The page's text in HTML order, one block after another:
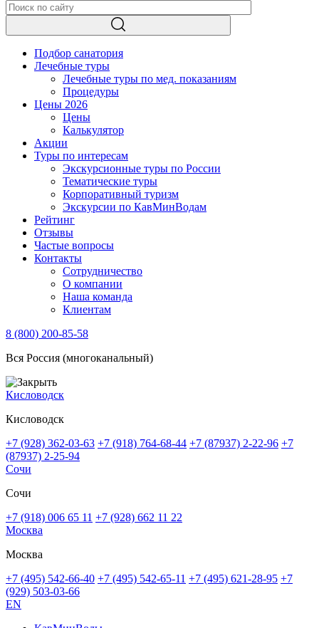
Подбор санатория
Лечебные туры
Лечебные туры по мед. показаниям
Процедуры
Цены 2026
Цены
Калькулятор
Акции
Туры по интересам
Экскурсионные туры по России
Тематические туры
Корпоративный туризм
Экскурсии по КавМинВодам
Рейтинг
Отзывы
Частые вопросы
Контакты
Сотрудничество
О компании
Наша команда
Клиентам
8 (800) 200-85-58
Вся Россия (многоканальный)
Кисловодск
Кисловодск
+7 (928) 362-03-63 +7 (918) 764-68-44 +7 (87937) 2-22-96 +7
(87937) 2-25-94
Сочи
Сочи
+7 (918) 006 65 11 +7 (928) 662 11 22
Москва
Москва
+7 (495) 542-66-40 +7 (495) 542-65-11 +7 (495) 621-28-95 +7
(929) 503-03-66
EN